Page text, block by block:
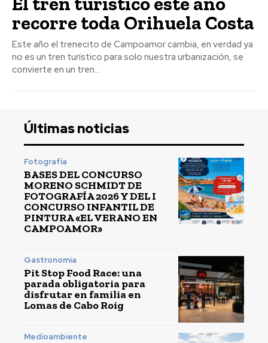
recorre toda Orihuela Costa
Este año el trenecito de Campoamor cambia, en verdad ya
no es un tren turístico para solo nuestra urbanización, se
convierte en un tren...
Últimas noticias
Fotografía
BASES DEL CONCURSO
MORENO SCHMIDT DE
FOTOGRAFÍA 2026 Y DEL I
CONCURSO INFANTIL DE
PINTURA «EL VERANO EN
CAMPOAMOR»
Gastronomía
Pit Stop Food Race: una
parada obligatoria para
disfrutar en familia en
Lomas de Cabo Roig
Medioambiente